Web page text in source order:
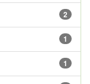
2
1
1